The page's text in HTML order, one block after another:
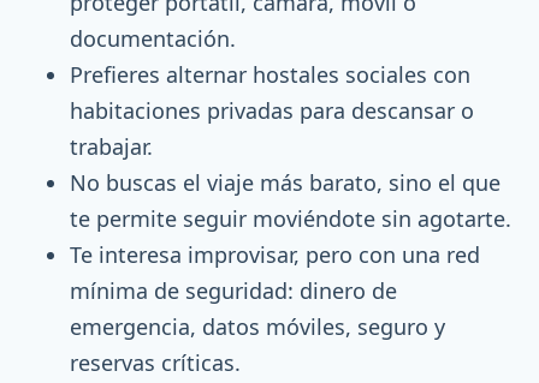
documentación.
Prefieres alternar hostales sociales con
habitaciones privadas para descansar o
trabajar.
No buscas el viaje más barato, sino el que
te permite seguir moviéndote sin agotarte.
Te interesa improvisar, pero con una red
mínima de seguridad: dinero de
emergencia, datos móviles, seguro y
reservas críticas.